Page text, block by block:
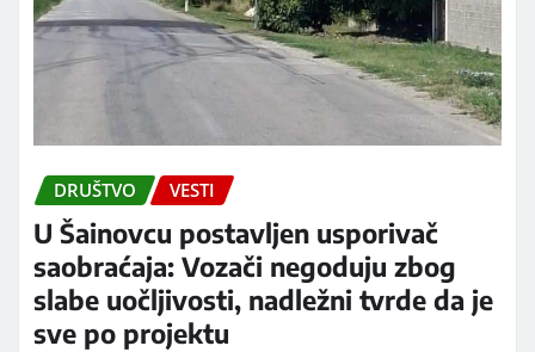
DRUŠTVO VESTI
U Šainovcu postavljen usporivač
saobraćaja: Vozači negoduju zbog
slabe uočljivosti, nadležni tvrde da je
sve po projektu